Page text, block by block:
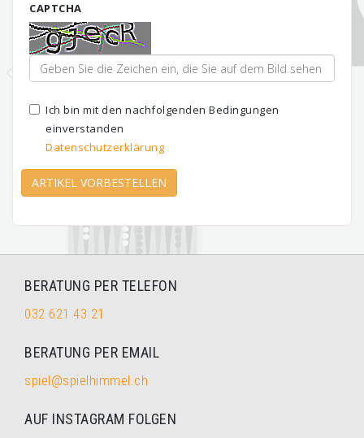
CAPTCHA
Ich bin mit den nachfolgenden Bedingungen
einverstanden
Datenschutzerklärung
ARTIKEL VORBESTELLEN
BERATUNG PER TELEFON
032 621 43 21
BERATUNG PER EMAIL
spiel@spielhimmel.ch
AUF INSTAGRAM FOLGEN